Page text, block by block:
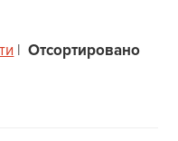
|Отсортировано